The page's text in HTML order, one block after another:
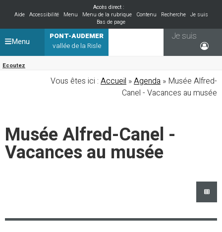
Accès direct :
Aide
Accessibilité Menu Menu de la rubrique Contenu Recherche
Je suis
Bas de page
PONT-AUDEMER
vallée de la Risle
Ecoutez
Je suis
Menu
Vous êtes ici : Accueil »Agenda » Musée Alfred-
Canel - Vacances au musée
Musée Alfred-Canel -
Vacances au musée